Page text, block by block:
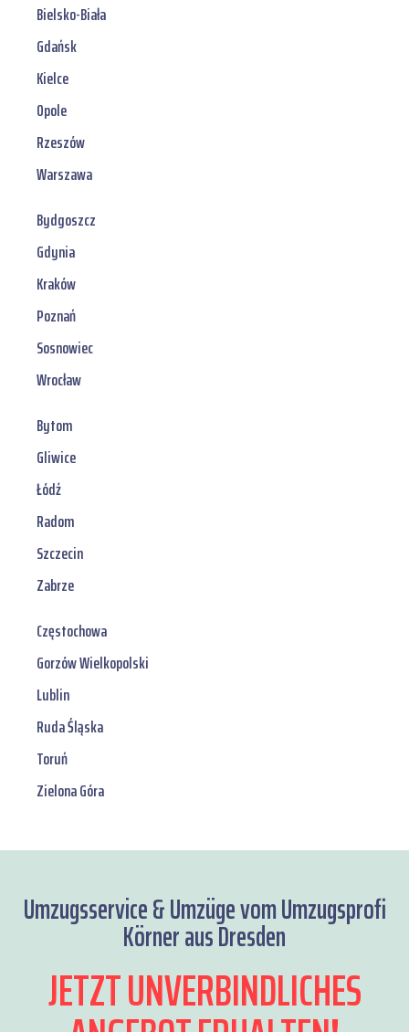
Bielsko-Biała
Gdańsk
Kielce
Opole
Rzeszów
Warszawa
Bydgoszcz
Gdynia
Kraków
Poznań
Sosnowiec
Wrocław
Bytom
Gliwice
Łódź
Radom
Szczecin
Zabrze
Częstochowa
Gorzów Wielkopolski
Lublin
Ruda Śląska
Toruń
Zielona Góra
Umzugsservice & Umzüge vom Umzugsprofi
Körner aus Dresden
JETZT UNVERBINDLICHES